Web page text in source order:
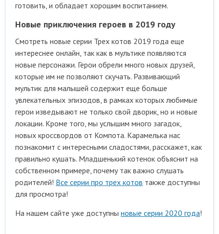
готовить, и обладает хорошим воспитанием.
Новые приключения героев в 2019 году
Смотреть новые серии Трех котов 2019 года еще
интереснее онлайн, так как в мультике появляются
новые персонажи. Герои обрели много новых друзей,
которые им не позволяют скучать. Развивающий
мультик для малышей содержит еще больше
увлекательных эпизодов, в рамках которых любимые
герои изведывают не только свой дворик, но и новые
локации. Кроме того, мы услышим много загадок,
новых кроссвордов от Компота. Карамелька нас
познакомит с интересными сладостями, расскажет, как
правильно кушать. Младшенький котенок объяснит на
собственном примере, почему так важно слушать
родителей! Все серии про трех котов также доступны
для просмотра!
На нашем сайте уже доступны новые серии 2020 года!